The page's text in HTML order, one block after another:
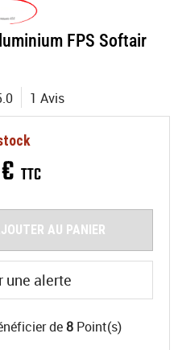
FPS Softair
1 Avis
€ TTC
AU PANIER
une alerte
de8 Point(s)